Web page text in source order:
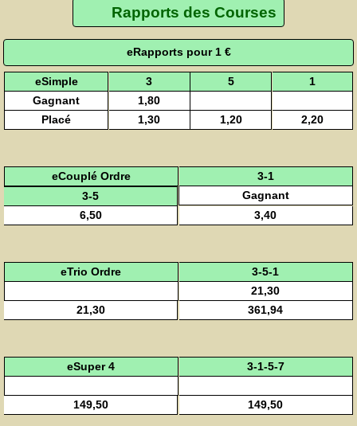
Rapports des Courses
eRapports pour 1 €
eSimple 3 5
1
Gagnant
1,80
Placé
1,30 1,20 2,20
eCouplé Ordre
3-1
3-5
Gagnant
6,50
3,40
eTrio Ordre
3-5-1
21,30
21,30
361,94
eSuper 4 3-1-5-7
149,50 149,50